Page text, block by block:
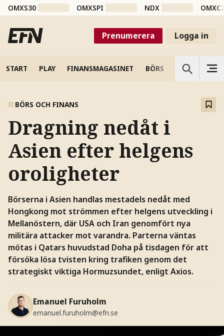
OMXS30 OMXSPI NDX
Prenumerera Logga in
START PLAY FINANSMAGASINET BÖRS VETENSKAP
BÖRS OCH FINANS
Dragning nedåt i
Asien efter helgens
oroligheter
Börserna i Asien handlas mestadels nedåt med
Hongkong mot strömmen efter helgens utveckling i
Mellanöstern, där USA och Iran genomfört nya
militära attacker mot varandra. Parterna väntas
mötas i Qatars huvudstad Doha på tisdagen för att
försöka lösa tvisten kring trafiken genom det
strategiskt viktiga Hormuzsundet, enligt Axios.
Emanuel Furuholm
emanuel.furuholm@efn.se